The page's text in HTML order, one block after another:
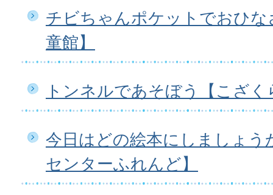
チビちゃんポケットでおひな
童館】
トンネルであそぼう【こざ
今日はどの絵本にしましょう
センターふれんど】